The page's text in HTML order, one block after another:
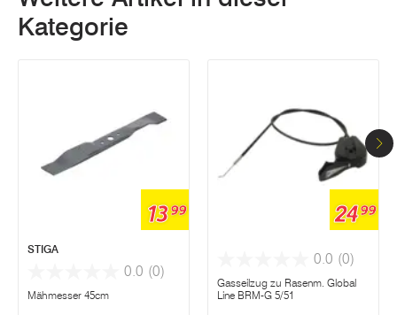
Kategorie
1399
STIGA
0.0 (0)
Mähmesser 45cm
2499
0.0 (0)
Gasseilzug zu Rasenm. Global
Line BRM-G 5/51